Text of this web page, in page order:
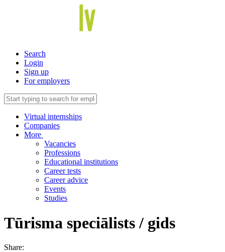
Search
Login
Sign up
For employers
Virtual internships
Companies
More
Vacancies
Professions
Educational institutions
Career tests
Career advice
Events
Studies
Tūrisma speciālists / gids
Share: